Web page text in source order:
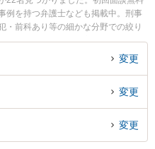
例を持つ弁護士なども掲載中。刑事
・前科あり等の細かな分野での絞り
律事務所の山下 絢士朗弁護士や岡本
律事務所の前澤 毅彦弁護士のプロフ
を検索したい』『初回相談無料で器
に相談予約したい』などでお困りの
変更
変更
変更